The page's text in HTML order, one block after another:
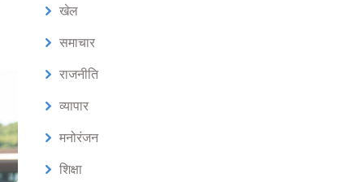
खेल
समाचार
राजनीति
व्यापार
मनोरंजन
शिक्षा